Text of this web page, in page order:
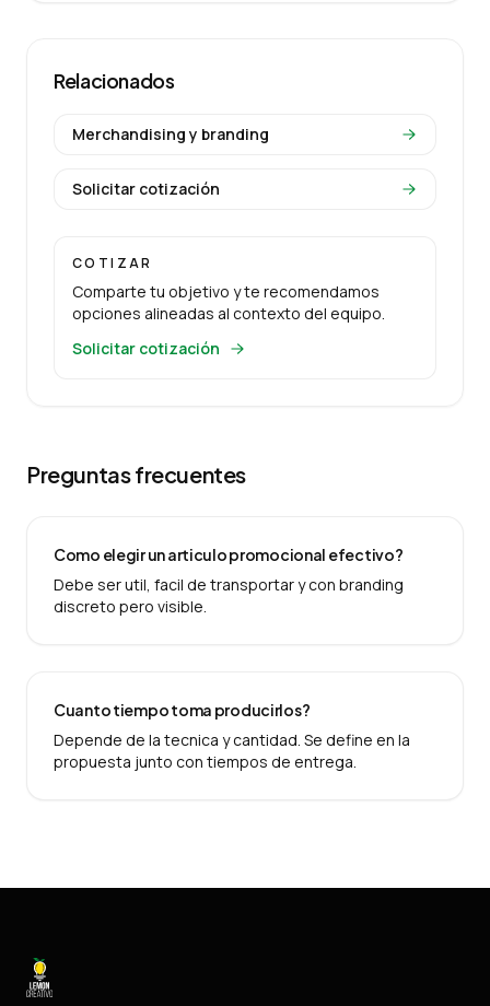
Relacionados
Merchandising y branding
Solicitar cotización
COTIZAR
Comparte tu objetivo y te recomendamos
opciones alineadas al contexto del equipo.
Solicitar cotización
Preguntas frecuentes
Como elegir un articulo promocional efectivo?
Debe ser util, facil de transportar y con branding
discreto pero visible.
Cuanto tiempo toma producirlos?
Depende de la tecnica y cantidad. Se define en la
propuesta junto con tiempos de entrega.